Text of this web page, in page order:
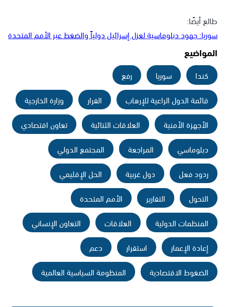
طالع أيضًا:
سوريا: جهود دبلوماسية لعزل إسرائيل دولياً والضغط عبر الأمم المتحدة
المواضيع
كندا سوريا
رفع
قائمة الدول الراعية للإرهاب
القرار
وزارة الخارجية
الأجهزة الأمنية
العلاقات الثنائية
تعاون اقتصادي
دبلوماسي
المراجعة
المجتمع الدولي
ردود فعل
دول غربية
الحل الإقليمي
التحول
التقارير
الأمم المتحدة
المنظمات الدولية
العلاقات
التعاون الإنساني
إعادة الإعمار
استقرار
دعم
الضغوط الاقتصادية
المنظومة السياسية العالمية